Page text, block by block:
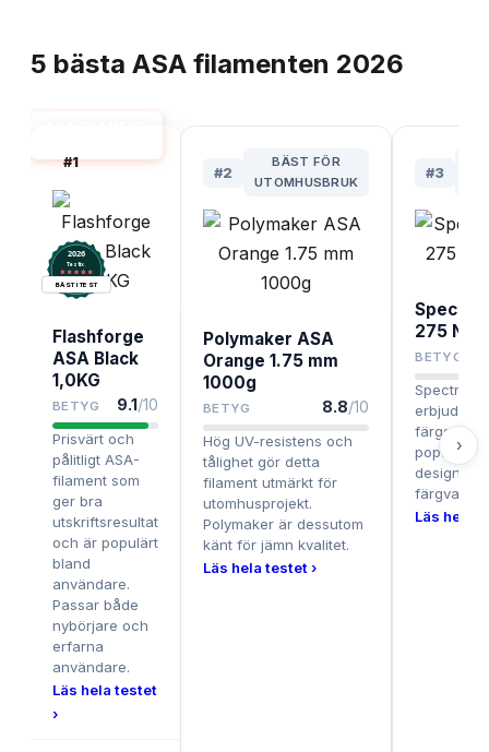
5 bästa ASA filamenten 2026
#1
2026
Testix.
BÄST I TEST
Flashforge
ASA Black
1,0KG
BETYG 9.1/10
Prisvärt och
pålitligt ASA-
filament som
ger bra
utskriftsresultat
och är populärt
bland
användare.
Passar både
nybörjare och
erfarna
användare.
Läs hela testet
›
#2
BÄST FÖR
UTOMHUSBRUK
Polymaker ASA
Orange 1.75 mm
1000g
BETYG 8.8/10
Hög UV-resistens och
tålighet gör detta
filament utmärkt för
utomhusprojekt.
Polymaker är dessutom
känt för jämn kvalitet.
Läs hela testet ›
#3
275
BETYG
Spectrum
erbjuder
populärt
färgval är
Läs hela
›